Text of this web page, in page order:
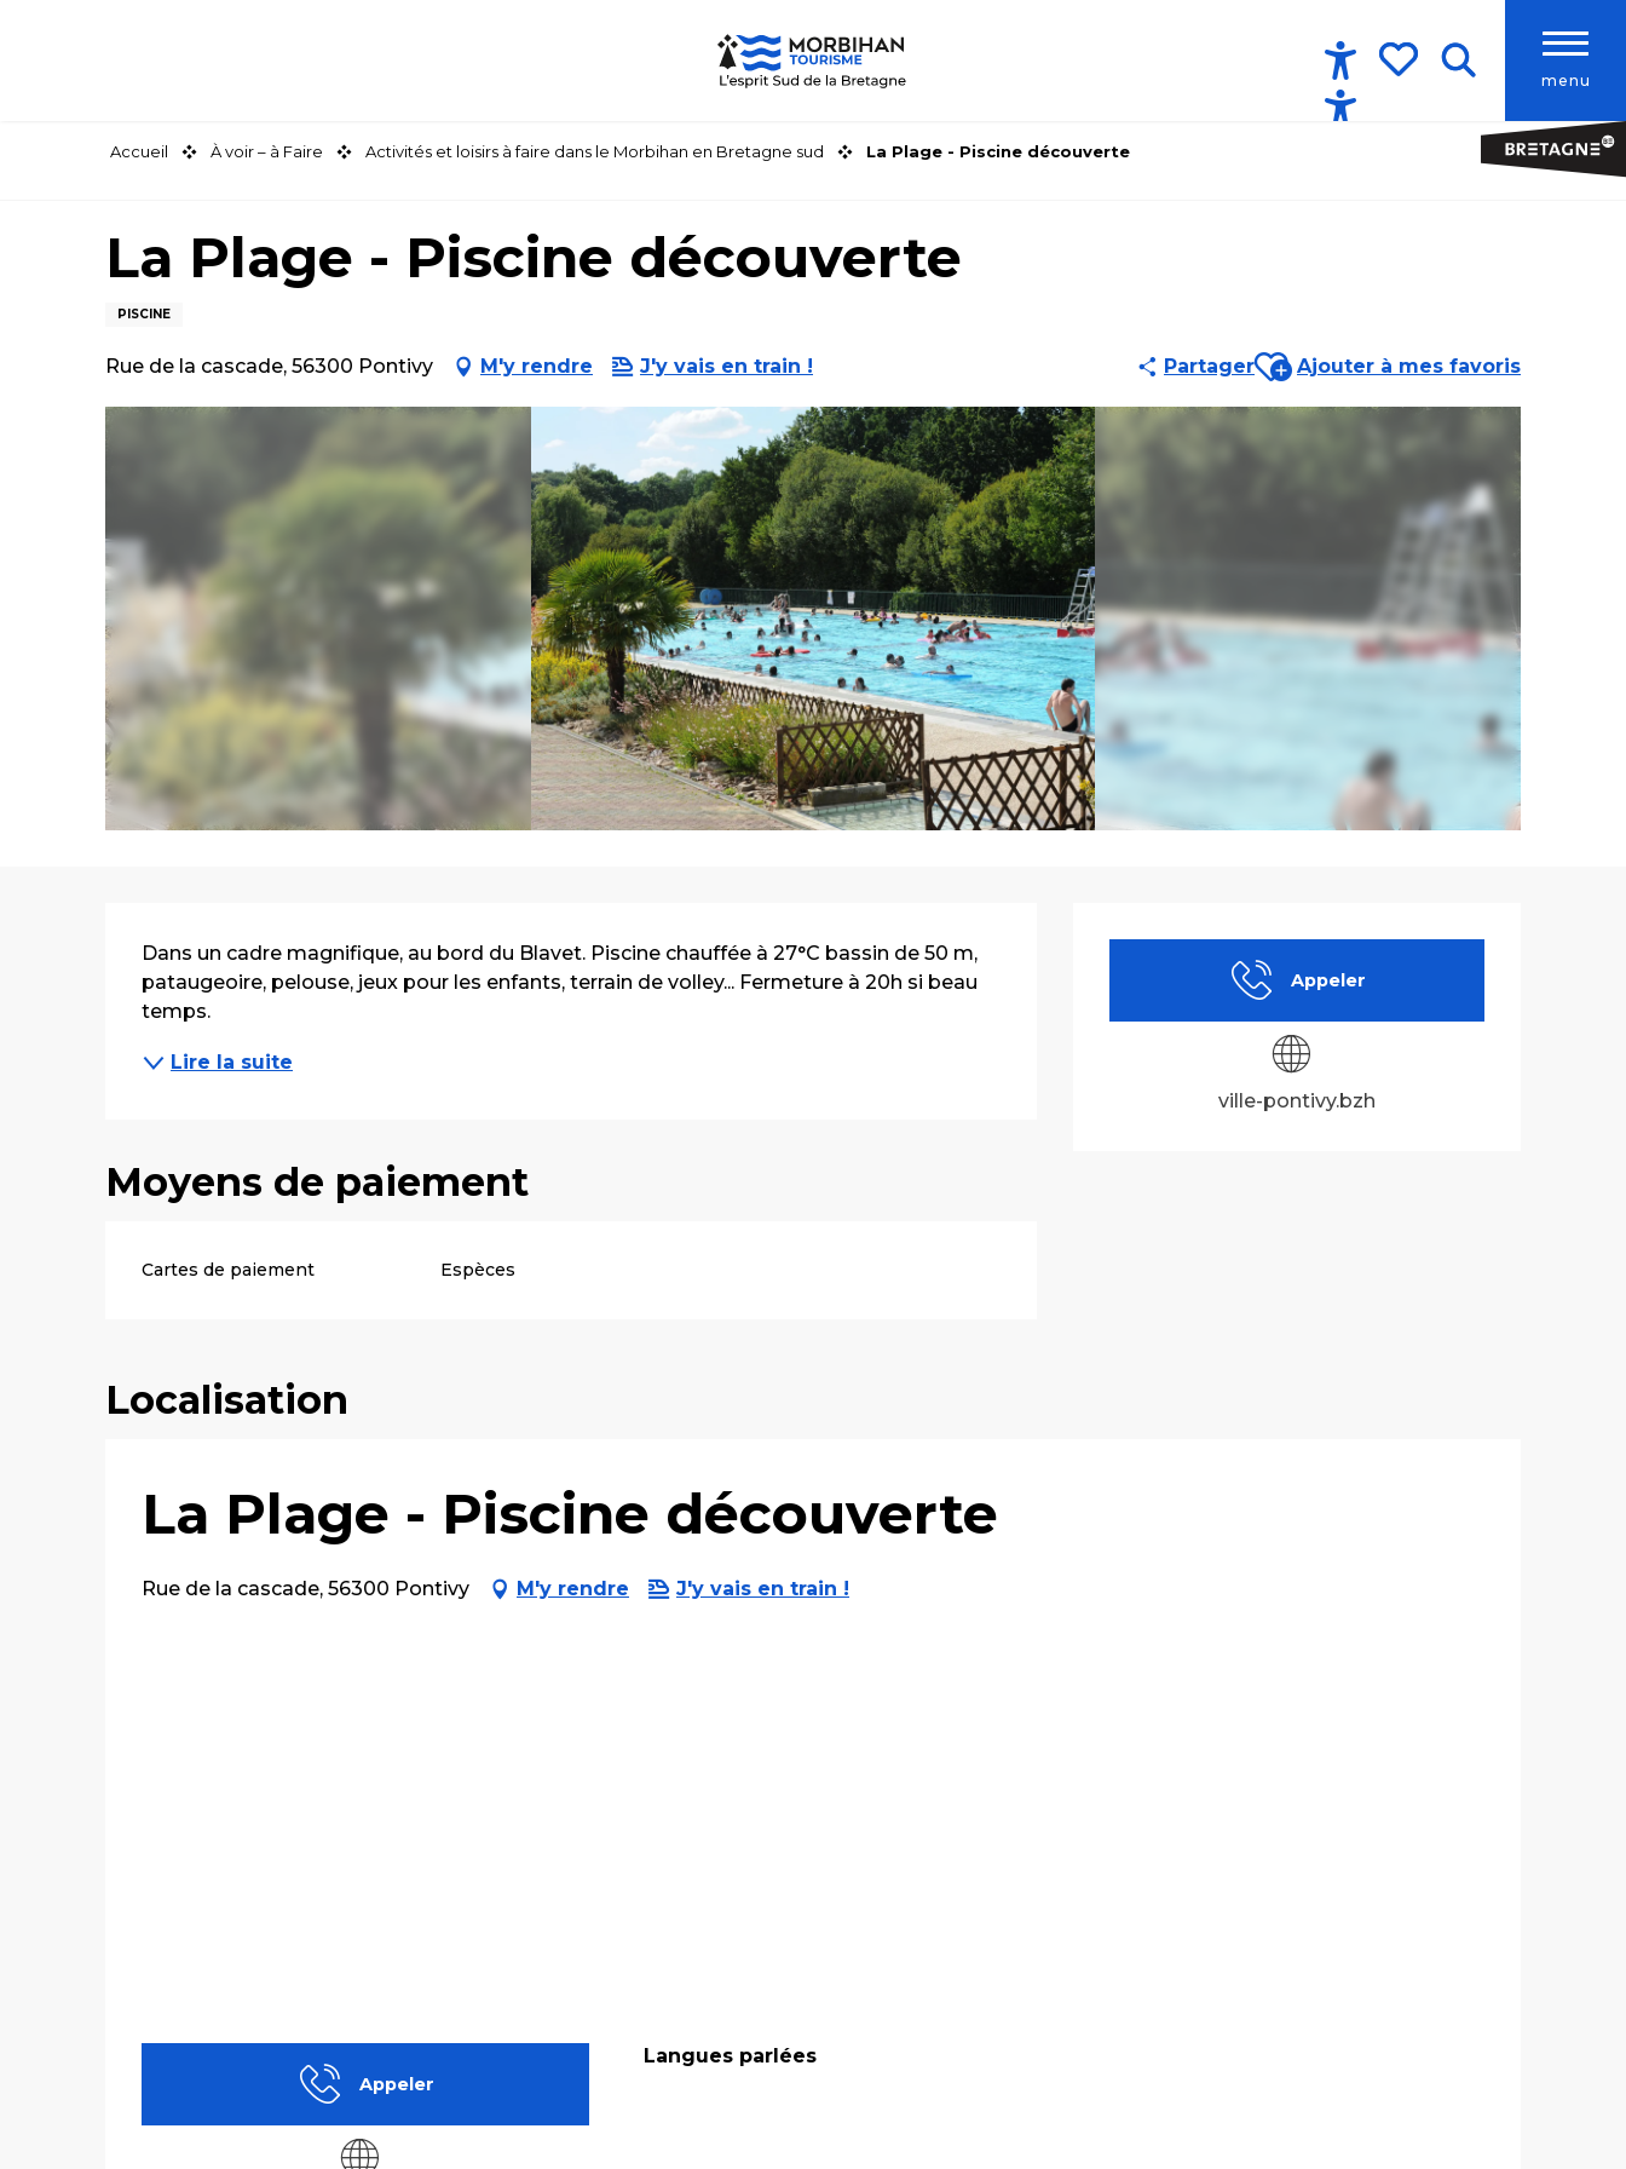
menu
Accessibilité
Accueil À voir – à Faire Activités et loisirs à faire dans le Morbihan en Bretagne sud La Plage - Piscine découverte
La Plage - Piscine découverte
PISCINE
Rue de la cascade, 56300 Pontivy M'y rendre J'y vais en train ! PartagerAjouter aux favoris
Ajouter à mes favoris
Ouverture et
Appeler
ville-pontivy.bzh
Description
Dans un cadre magnifique, au bord du Blavet. Piscine chauffée à 27°C bassin de 50 m,
pataugeoire, pelouse, jeux pour les enfants, terrain de volley... Fermeture à 20h si beau
temps.
Lire la suite
Moyens de paiement
Cartes de paiement Espèces
Localisation
La Plage - Piscine découverte
Rue de la cascade, 56300 Pontivy M'y rendre J'y vais en train !
Appeler
Langues parlées
Langues parlées